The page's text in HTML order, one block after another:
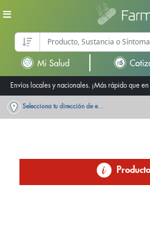
Envíos locales y nacionales. ¡Más rápido que
Selecciona tu dirección de entrega